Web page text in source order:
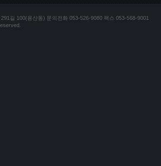
길 100(용산동) 문의전화 053-526-9080 팩스 053-568-9001